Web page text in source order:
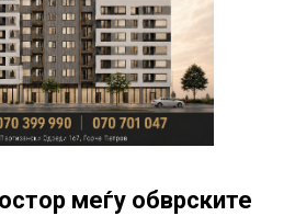
меѓу обврските